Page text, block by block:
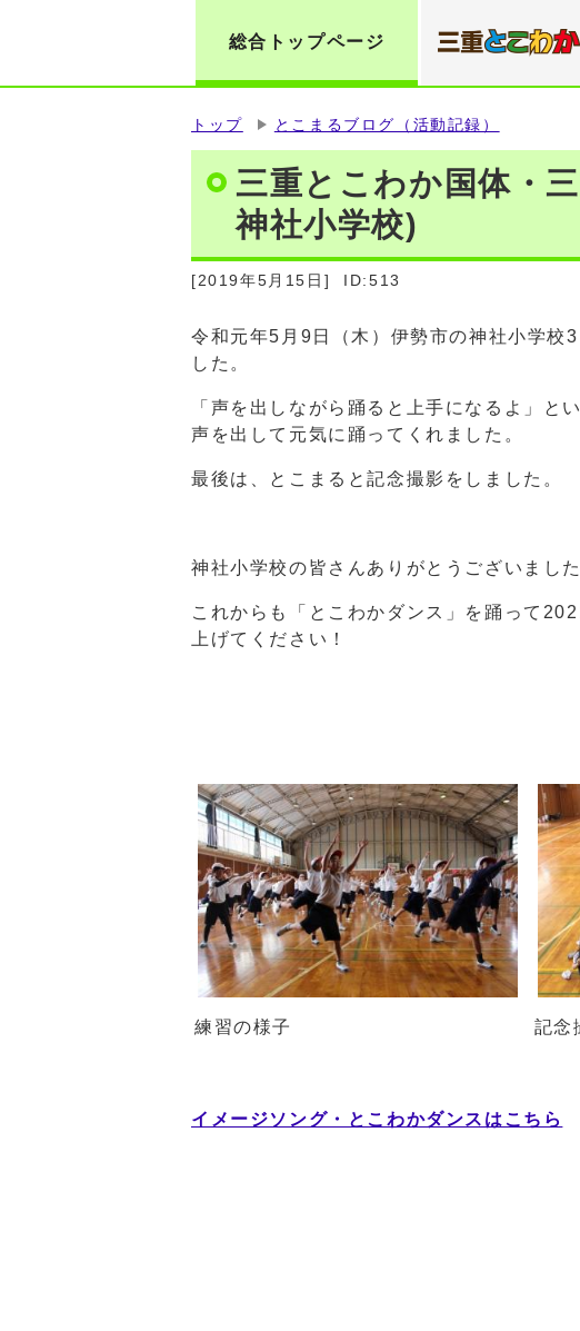
総合トップページ
トップ とこまるブログ（活動記録）
三重とこわか国体・
神社小学校)
[2019年5月15日] ID:513
令和元年5月9日（木）伊勢市の神社小学校
した。
「声を出しながら踊ると上手になるよ」と
声を出して元気に踊ってくれました。
最後は、とこまると記念撮影をしました。
神社小学校の皆さんありがとうございました
これからも「とこわかダンス」を踊って
上げてください！
練習の様子 記念
イメージソング・とこわかダンスはこちら